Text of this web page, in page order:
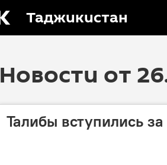
Таджикистан
Новости от
Талибы вступились